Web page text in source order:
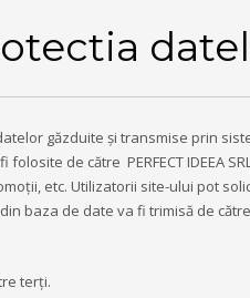
găzduite și transmise prin
de către PERFECT IDEEA
etc. Utilizatorii site-ului pot
baza de date va fi trimisă de
terți.